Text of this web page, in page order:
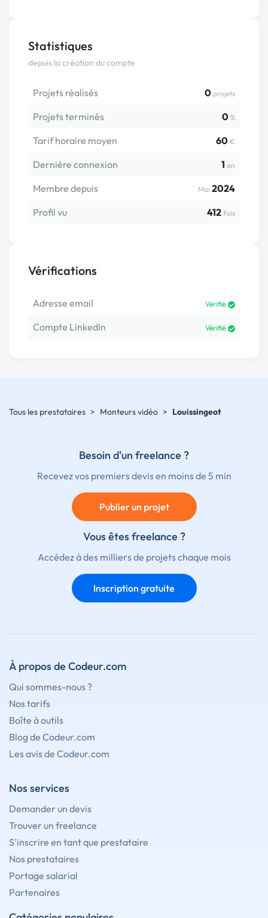
Statistiques
depuis la création du compte
Projets réalisés 0 projets
Projets terminés 0 %
Tarif horaire moyen 60 €
Dernière connexion 1 an
Membre depuis Mai 2024
Profil vu
412 fois
Vérifications
Adresse email Vérifié
Compte LinkedIn Vérifié
Tous les prestataires > Monteurs vidéo > Louissingeot
Besoin d'un freelance ?
Recevez vos premiers devis en moins de 5 min
Publier un projet
Vous êtes freelance ?
Accédez à des milliers de projets chaque mois
Inscription gratuite
À propos de Codeur.com
Qui sommes-nous ?
Nos tarifs
Boîte à outils
Blog de Codeur.com
Les avis de Codeur.com
Nos services
Demander un devis
Trouver un freelance
S'inscrire en tant que prestataire
Nos prestataires
Portage salarial
Partenaires